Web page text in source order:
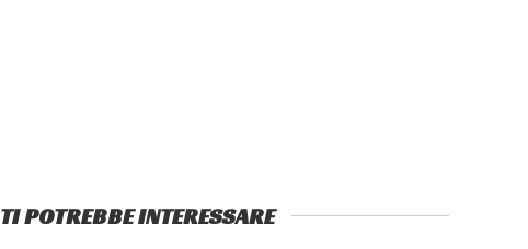
TI POTREBBE INTERESSARE